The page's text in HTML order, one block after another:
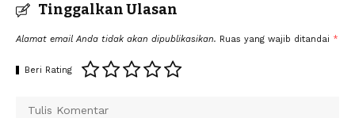
Tinggalkan Ulasan
Alamat email Anda tidak akan dipublikasikan. Ruas yang wajib ditandai *
Beri Rating